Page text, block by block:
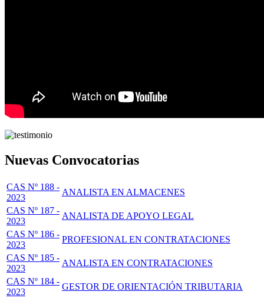
Nuevas Convocatorias
CAS Nº 188 -
2023
ANALISTA EN ALMACENES
CAS Nº 187 -
2023
ANALISTA DE APOYO LEGAL
CAS Nº 186 -
2023
PROFESIONAL EN CONTRATACIONES
CAS Nº 185 -
2023
ANALISTA EN CONTRATACIONES
CAS Nº 184 -
2023
GESTOR DE ORIENTACIÓN TRIBUTARIA